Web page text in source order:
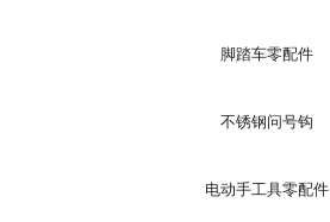
脚踏车零配件
不锈钢问号钩
电动手工具零配件